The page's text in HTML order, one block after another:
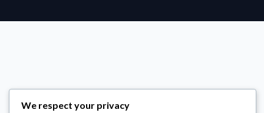
We respect your privacy